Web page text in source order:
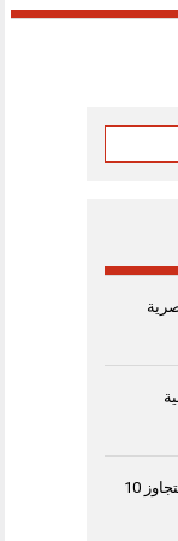
إنتاج القمح في مصر خلال موسم 2026، يتجاوز 10